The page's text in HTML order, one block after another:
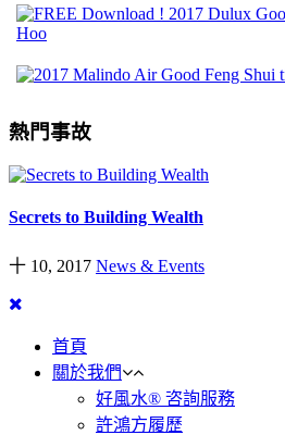
熱門事故
Secrets to Building Wealth
十 10, 2017 News & Events
首頁
關於我們
好風水® 咨詢服務
許鴻方履歷